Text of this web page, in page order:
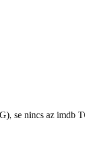
se nincs az imdb